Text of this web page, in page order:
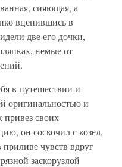
сияющая, а
вцепившись в
две его дочки,
немые от
в путешествии и
оригинальностью и
привез своих
он соскочил с козел,
чувств вдруг
заскорузлой